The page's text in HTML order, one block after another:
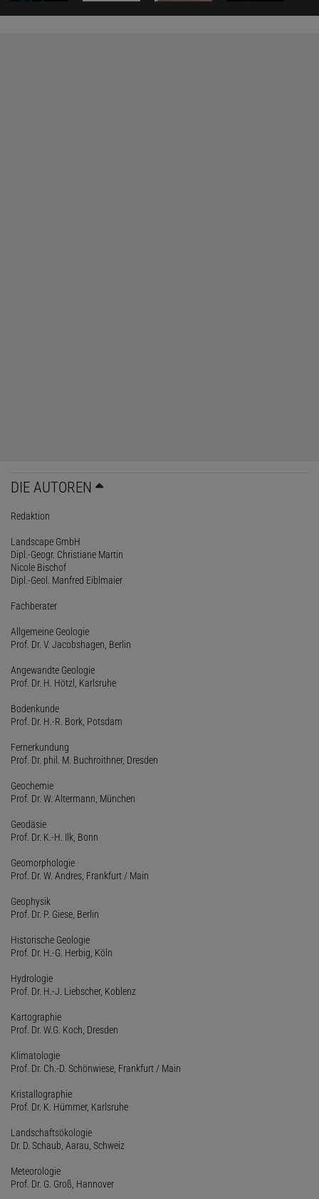
DIE AUTOREN
Redaktion
Landscape GmbH
Dipl.-Geogr. Christiane Martin
Nicole Bischof
Dipl.-Geol. Manfred Eiblmaier
Fachberater
Allgemeine Geologie
Prof. Dr. V. Jacobshagen, Berlin
Angewandte Geologie
Prof. Dr. H. Hötzl, Karlsruhe
Bodenkunde
Prof. Dr. H.-R. Bork, Potsdam
Fernerkundung
Prof. Dr. phil. M. Buchroithner, Dresden
Geochemie
Prof. Dr. W. Altermann, München
Geodäsie
Prof. Dr. K.-H. Ilk, Bonn
Geomorphologie
Prof. Dr. W. Andres, Frankfurt / Main
Geophysik
Prof. Dr. P. Giese, Berlin
Historische Geologie
Prof. Dr. H.-G. Herbig, Köln
Hydrologie
Prof. Dr. H.-J. Liebscher, Koblenz
Kartographie
Prof. Dr. W.G. Koch, Dresden
Klimatologie
Prof. Dr. Ch.-D. Schönwiese, Frankfurt / Main
Kristallographie
Prof. Dr. K. Hümmer, Karlsruhe
Landschaftsökologie
Dr. D. Schaub, Aarau, Schweiz
Meteorologie
Prof. Dr. G. Groß, Hannover